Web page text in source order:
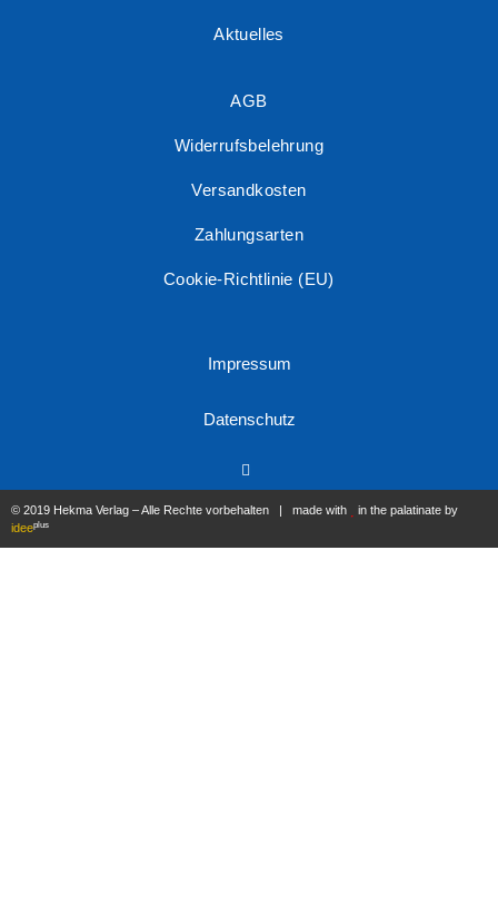
Aktuelles
AGB
Widerrufsbelehrung
Versandkosten
Zahlungsarten
Cookie-Richtlinie (EU)
Impressum
Datenschutz
© 2019 Hekma Verlag – Alle Rechte vorbehalten | made with
in the palatinate by
ideeplus